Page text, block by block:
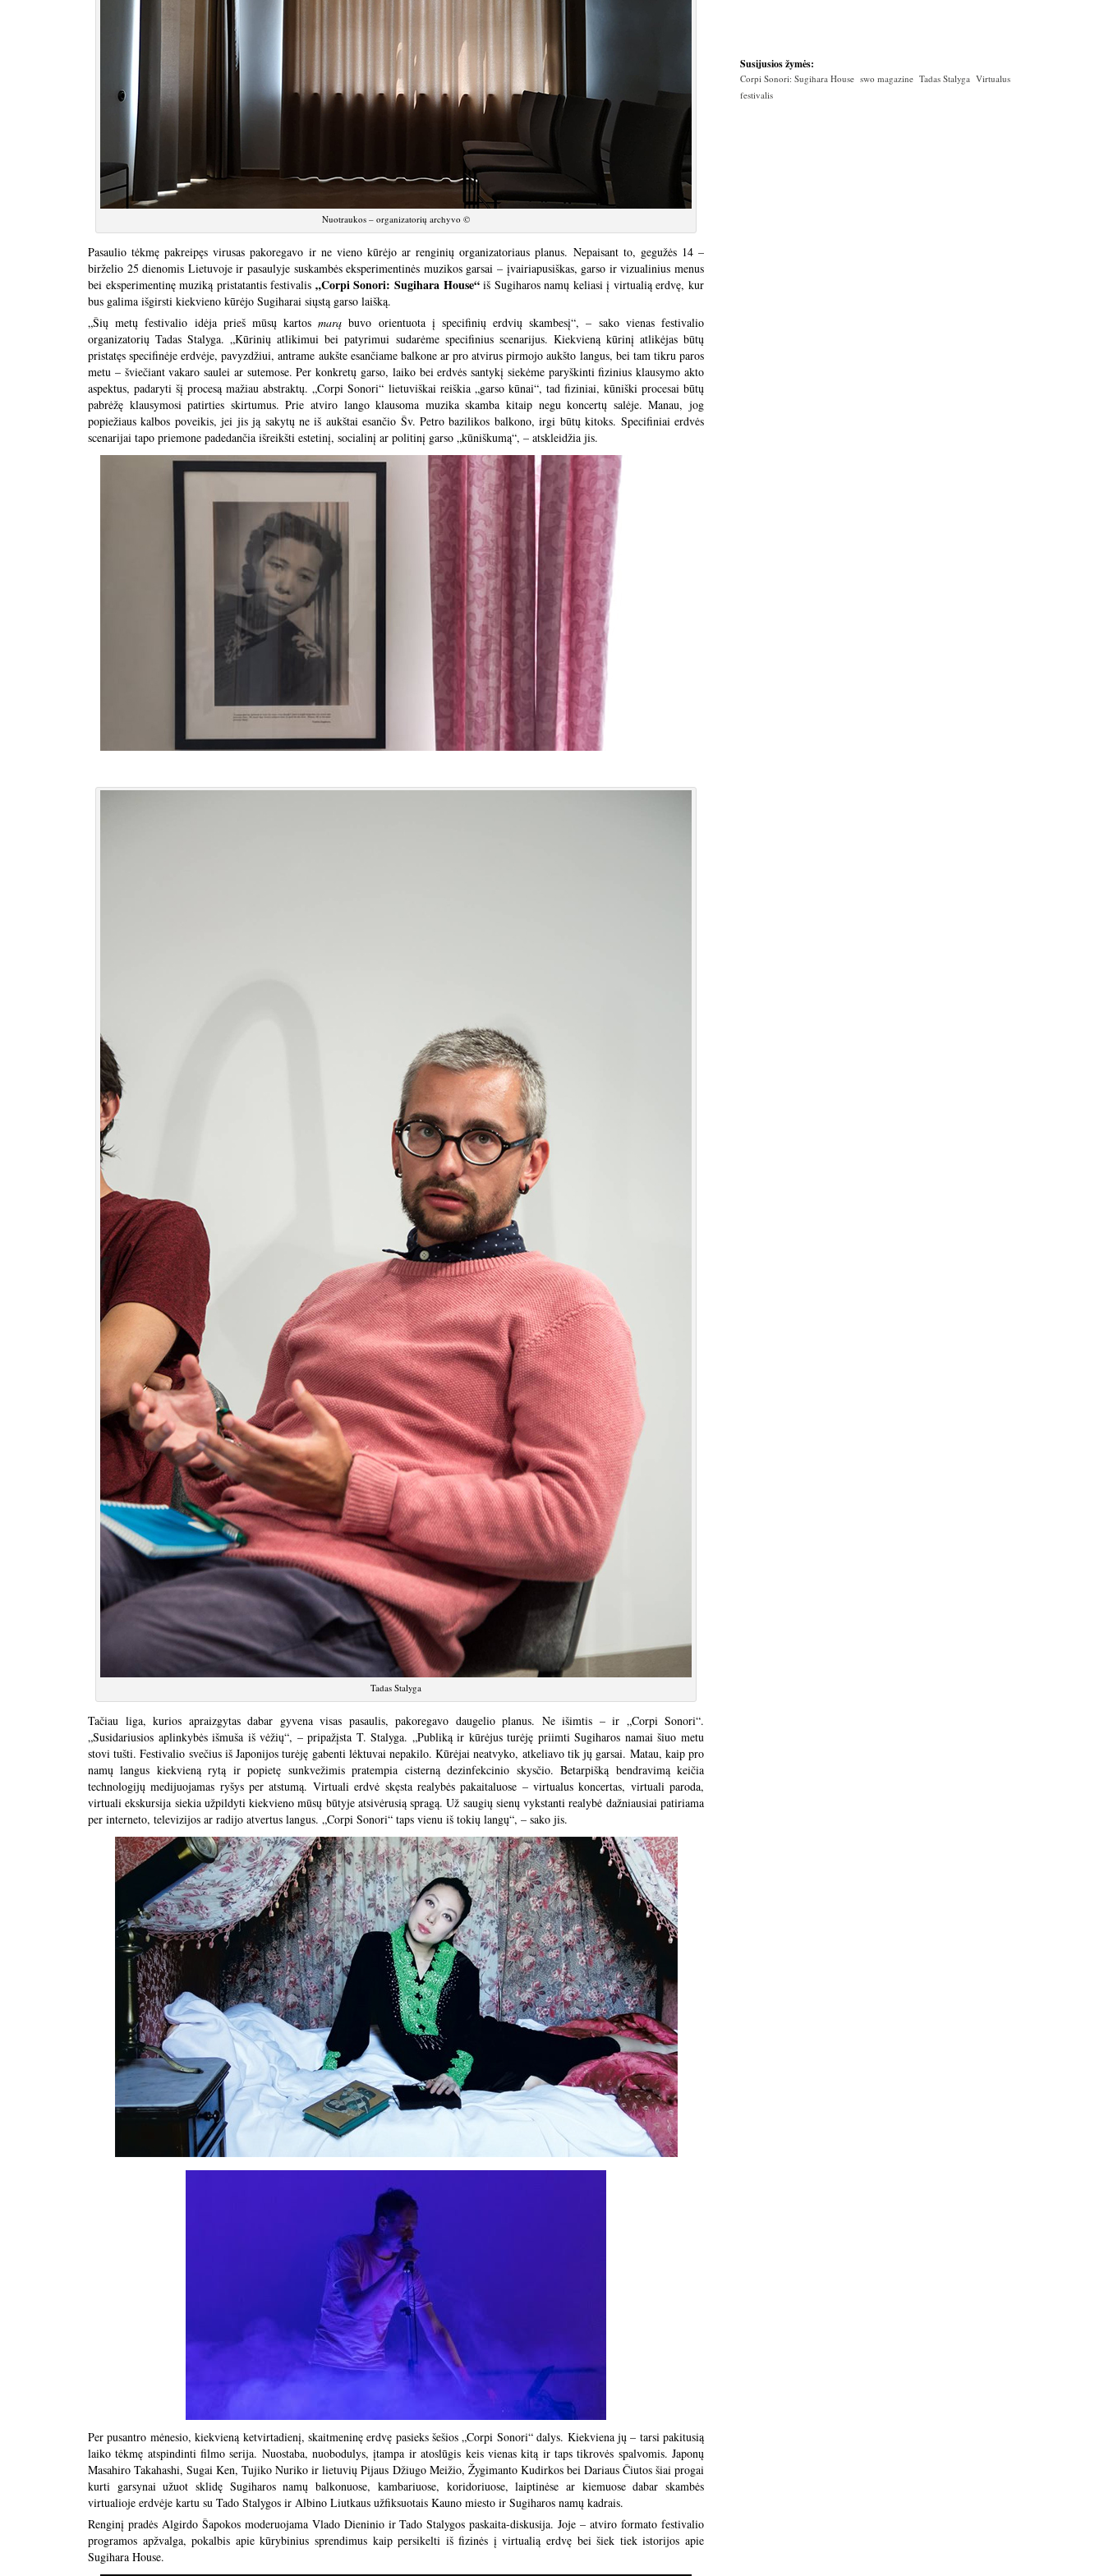
Nuotraukos – organizatorių archyvo ©
Pasaulio tėkmę pakreipęs virusas pakoregavo ir ne vieno kūrėjo ar renginių organizatoriaus planus. Nepaisant to, gegužės 14 –
birželio 25 dienomis Lietuvoje ir pasaulyje suskambės eksperimentinės muzikos garsai – įvairiapusiškas, garso ir vizualinius menus
bei eksperimentinę muziką pristatantis festivalis „Corpi Sonori: Sugihara House“iš Sugiharos namų keliasi į virtualią erdvę, kur
bus galima išgirsti kiekvieno kūrėjo Sugiharai siųstą garso laišką.
„Šių metų festivalio idėja prieš mūsų kartosmarą buvo orientuota į specifinių erdvių skambesį“, – sako vienas festivalio
organizatorių Tadas Stalyga. „Kūrinių atlikimui bei patyrimui sudarėme specifinius scenarijus. Kiekvieną kūrinį atlikėjas būtų
pristatęs specifinėje erdvėje, pavyzdžiui, antrame aukšte esančiame balkone ar pro atvirus pirmojo aukšto langus, bei tam tikru paros
metu – šviečiant vakaro saulei ar sutemose. Per konkretų garso, laiko bei erdvės santykį siekėme paryškinti fizinius klausymo akto
aspektus, padaryti šį procesą mažiau abstraktų. „Corpi Sonori“ lietuviškai reiškia „garso kūnai“, tad fiziniai, kūniški procesai būtų
pabrėžę klausymosi patirties skirtumus. Prie atviro lango klausoma muzika skamba kitaip negu koncertų salėje. Manau, jog
popiežiaus kalbos poveikis, jei jis ją sakytų ne iš aukštai esančio Šv. Petro bazilikos balkono, irgi būtų kitoks. Specifiniai erdvės
scenarijai tapo priemone padedančia išreikšti estetinį, socialinį ar politinį garso „kūniškumą“, – atskleidžia jis.
Tadas Stalyga
Tačiau liga, kurios apraizgytas dabar gyvena visas pasaulis, pakoregavo daugelio planus. Ne išimtis – ir „Corpi Sonori“.
„Susidariusios aplinkybės išmuša iš vėžių“, – pripažįsta T. Stalyga. „Publiką ir kūrėjus turėję priimti Sugiharos namai šiuo metu
stovi tušti. Festivalio svečius iš Japonijos turėję gabenti lėktuvai nepakilo. Kūrėjai neatvyko, atkeliavo tik jų garsai. Matau, kaip pro
namų langus kiekvieną rytą ir popietę sunkvežimis pratempia cisterną dezinfekcinio skysčio. Betarpišką bendravimą keičia
technologijų medijuojamas ryšys per atstumą. Virtuali erdvė skęsta realybės pakaitaluose – virtualus koncertas, virtuali paroda,
virtuali ekskursija siekia užpildyti kiekvieno mūsų būtyje atsivėrusią spragą. Už saugių sienų vykstanti realybė dažniausiai patiriama
per interneto, televizijos ar radijo atvertus langus. „Corpi Sonori“ taps vienu iš tokių langų“, – sako jis.
Per pusantro mėnesio, kiekvieną ketvirtadienį, skaitmeninę erdvę pasieks šešios „Corpi Sonori“ dalys. Kiekviena jų – tarsi pakitusią
laiko tėkmę atspindinti filmo serija. Nuostaba, nuobodulys, įtampa ir atoslūgis keis vienas kitą ir taps tikrovės spalvomis. Japonų
Masahiro Takahashi, Sugai Ken, Tujiko Nuriko ir lietuvių Pijaus Džiugo Meižio, Žygimanto Kudirkos bei Dariaus Čiutos šiai progai
kurti garsynai užuot sklidę Sugiharos namų balkonuose, kambariuose, koridoriuose, laiptinėse ar kiemuose dabar skambės
virtualioje erdvėje kartu su Tado Stalygos ir Albino Liutkaus užfiksuotais Kauno miesto ir Sugiharos namų kadrais.
Renginį pradės Algirdo Šapokos moderuojama Vlado Dieninio ir Tado Stalygos paskaita-diskusija. Joje – atviro formato festivalio
programos apžvalga, pokalbis apie kūrybinius sprendimus kaip persikelti iš fizinės į virtualią erdvę bei šiek tiek istorijos apie
Sugihara House.
Susijusios žymės:
Corpi Sonori: Sugihara House swo magazine Tadas Stalyga Virtualus
festivalis